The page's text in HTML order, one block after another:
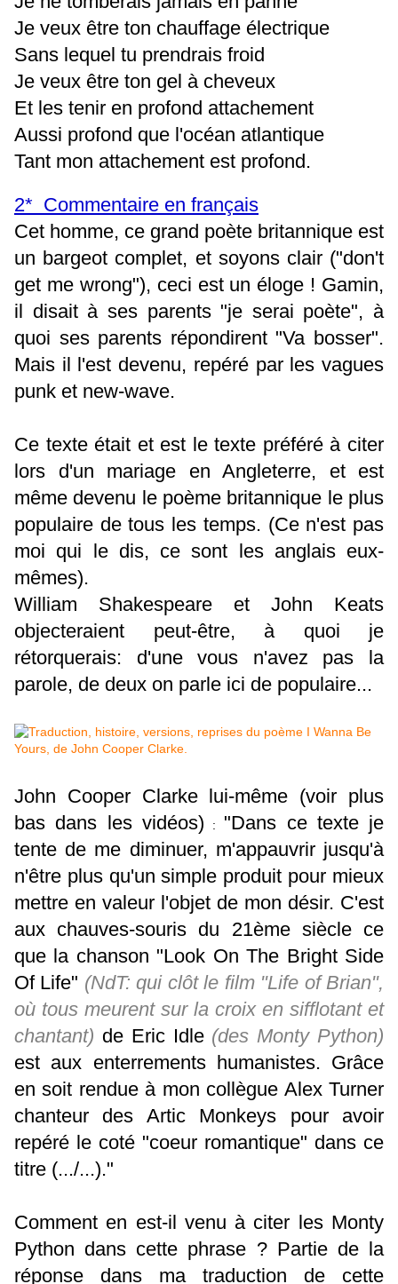
Je veux être ton chauffage électrique
Sans lequel tu prendrais froid
Je veux être ton gel à cheveux
Et les tenir en profond attachement
Aussi profond que l'océan atlantique
Tant mon attachement est profond.
2* Commentaire en français
Cet homme, ce grand poète britannique est
un bargeot complet, et soyons clair ("don't
get me wrong"), ceci est un éloge ! Gamin,
il disait à ses parents "je serai poète", à
quoi ses parents répondirent "Va bosser".
Mais il l'est devenu, repéré par les vagues
punk et new-wave.
Ce texte était et est le texte préféré à citer
lors d'un mariage en Angleterre, et est
même devenu le poème britannique le plus
populaire de tous les temps. (Ce n'est pas
moi qui le dis, ce sont les anglais eux-
mêmes).
William Shakespeare et John Keats
objecteraient peut-être, à quoi je
rétorquerais: d'une vous n'avez pas la
parole, de deux on parle ici de populaire...
John Cooper Clarke lui-même (voir plus
bas dans les vidéos) : "Dans ce texte je
tente de me diminuer, m'appauvrir jusqu'à
n'être plus qu'un simple produit pour mieux
mettre en valeur l'objet de mon désir. C'est
aux chauves-souris du 21ème siècle ce
que la chanson "Look On The Bright Side
Of Life" (NdT: qui clôt le film "Life of Brian",
où tous meurent sur la croix en sifflotant et
chantant) de Eric Idle (des Monty Python)
est aux enterrements humanistes. Grâce
en soit rendue à mon collègue Alex Turner
chanteur des Artic Monkeys pour avoir
repéré le coté "coeur romantique" dans ce
titre (.../...)."
Comment en est-il venu à citer les Monty
Python dans cette phrase ? Partie de la
réponse dans ma traduction de cette